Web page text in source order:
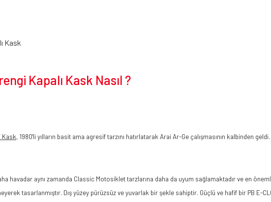
Kask
Kapalı Kask Nasıl ?
Kask, 1980'li yılların basit ama agresif tarzını hatırlatarak Arai Ar-Ge çalışmasının kalbinden geldi.
havadar aynı zamanda Classic Motosiklet tarzlarına daha da uyum sağlamaktadır ve en
tasarlanmıştır. Dış yüzey pürüzsüz ve yuvarlak bir şekle sahiptir. Güçlü ve hafif bir PB E-